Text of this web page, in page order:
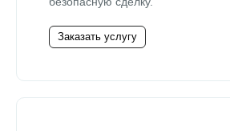
Заказать услугу